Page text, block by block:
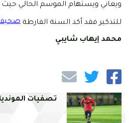
ويعاني ويستهام الموسم الحالي حيث يحتل المركز
للتذكير فقد أكد السنة الفارطة
محمد إيهاب شايبي
تصفيات